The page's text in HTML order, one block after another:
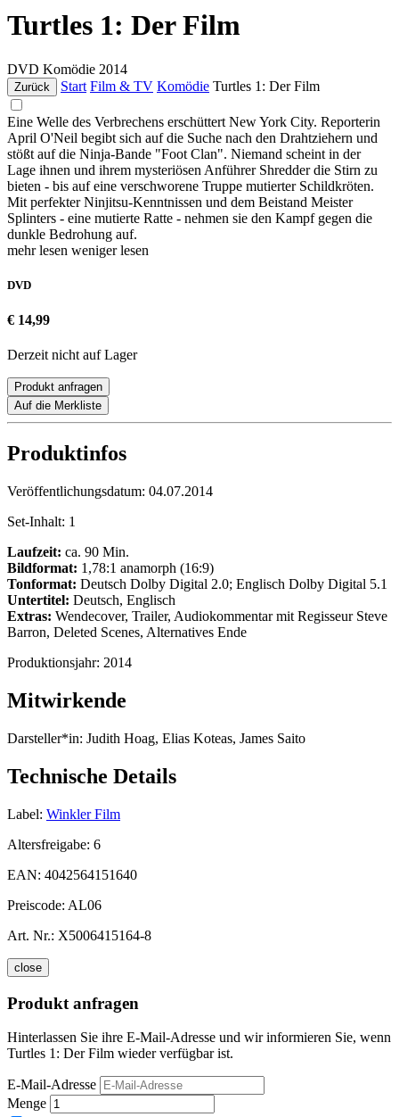
Turtles 1: Der Film
DVD Komödie 2014
Zurück Start Film & TV Komödie Turtles 1: Der Film
Eine Welle des Verbrechens erschüttert New York City. Reporterin
April O'Neil begibt sich auf die Suche nach den Drahtziehern und
stößt auf die Ninja-Bande "Foot Clan". Niemand scheint in der
Lage ihnen und ihrem mysteriösen Anführer Shredder die Stirn zu
bieten - bis auf eine verschworene Truppe mutierter Schildkröten.
Mit perfekter Ninjitsu-Kenntnissen und dem Beistand Meister
Splinters - eine mutierte Ratte - nehmen sie den Kampf gegen die
dunkle Bedrohung auf.
mehr lesen weniger lesen
DVD
€ 14,99
Derzeit nicht auf Lager
Produkt anfragen
Auf die Merkliste
Produktinfos
Veröffentlichungsdatum: 04.07.2014
Set-Inhalt: 1
Laufzeit: ca. 90 Min.
Bildformat: 1,78:1 anamorph (16:9)
Tonformat: Deutsch Dolby Digital 2.0; Englisch Dolby Digital 5.1
Untertitel: Deutsch, Englisch
Extras: Wendecover, Trailer, Audiokommentar mit Regisseur Steve
Barron, Deleted Scenes, Alternatives Ende
Produktionsjahr: 2014
Mitwirkende
Darsteller*in: Judith Hoag, Elias Koteas, James Saito
Technische Details
Label: Winkler Film
Altersfreigabe: 6
EAN: 4042564151640
Preiscode: AL06
Art. Nr.: X5006415164-8
close
Produkt anfragen
Hinterlassen Sie ihre E-Mail-Adresse und wir informieren Sie, wenn
Turtles 1: Der Film wieder verfügbar ist.
E-Mail-Adresse
Menge